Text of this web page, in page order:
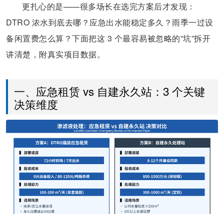
更扎心的是——很多场长在选完方案后才发现：
DTRO 浓水到底去哪？应急出水能稳定多久？雨季一过设
备闲置费怎么算？下面把这 3 个最容易被忽略的”坑”拆开
讲清楚，附真实项目数据。
一、应急租赁 vs 自建永久站：3 个关键
决策维度